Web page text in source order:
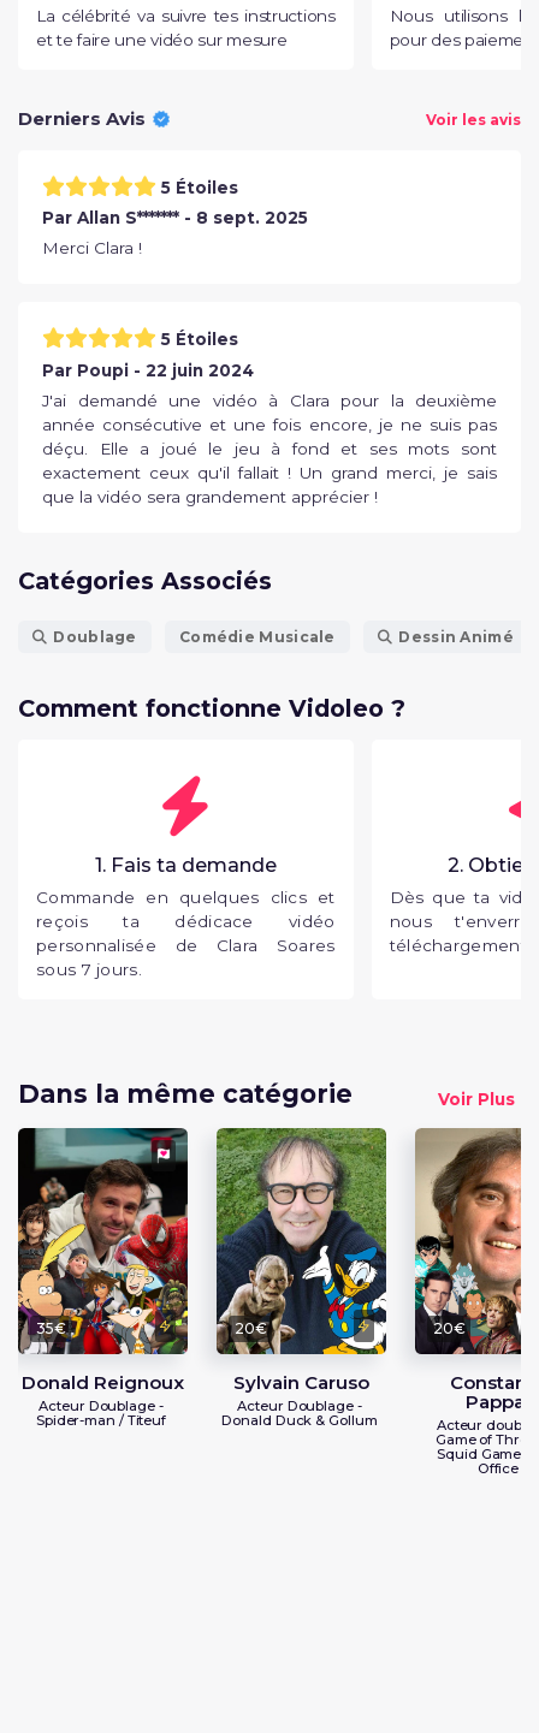
La célébrité va suivre tes instructions
et te faire une vidéo sur mesure
Nous utilisons le
pour des
Derniers Avis Voir les avis
5 Étoiles
Par Allan S******* - 8 sept. 2025
Merci Clara !
5 Étoiles
Par Poupi - 22 juin 2024
J'ai demandé une vidéo à Clara pour la deuxième
année consécutive et une fois encore, je ne suis pas
déçu. Elle a joué le jeu à fond et ses mots sont
exactement ceux qu'il fallait ! Un grand merci, je sais
que la vidéo sera grandement apprécier !
Catégories Associés
Doublage Comédie Musicale Dessin Animé
Comment fonctionne Vidoleo ?
1. Fais ta demande
Commande en quelques clics et
reçois ta dédicace vidéo
personnalisée de Clara Soares
sous 7 jours.
2.
Dès que ta
nous
téléchargement
Dans la même catégorie Voir Plus
35€
Donald Reignoux
Acteur Doublage -
Spider-man / Titeuf
20€
Sylvain Caruso
Acteur Doublage -
Donald Duck & Gollum
20€
Pappas
Acteur
Game of
Squid Game /
Office